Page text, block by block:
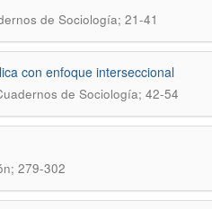
de Sociología; 21-41
con enfoque interseccional
de Sociología; 42-54
279-302